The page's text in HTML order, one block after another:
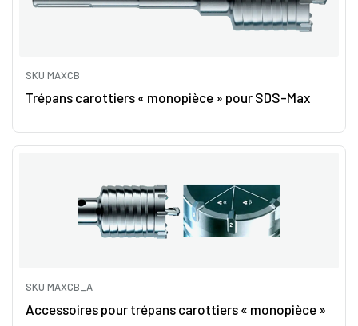
SKU MAXCB
Trépans carottiers « monopièce » pour SDS-Max
SKU MAXCB_A
Accessoires pour trépans carottiers « monopièce »